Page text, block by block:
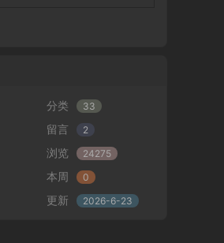
分类 33
留言 2
浏览 24275
本周 0
更新 2026-6-23